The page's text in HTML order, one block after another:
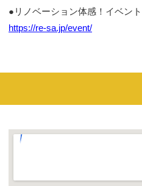
●リノベーション体感！イベン
https://re-sa.jp/event/